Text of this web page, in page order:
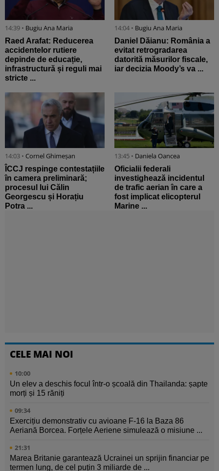
14:39 • Bugiu ⁠Ana Maria
Raed Arafat: Reducerea
accidentelor rutiere
depinde de educație,
infrastructură și reguli mai
stricte ...
14:04 • Bugiu ⁠Ana Maria
Daniel Dăianu: România a
evitat retrogradarea
datorită măsurilor fiscale,
iar decizia Moody’s va ...
14:03 • Cornel Ghimeșan
ÎCCJ respinge contestațiile
în camera preliminară;
procesul lui Călin
Georgescu și Horațiu
Potra ...
13:45 • Daniela Oancea
Oficialii federali
investighează incidentul
de trafic aerian în care a
fost implicat elicopterul
Marine ...
CELE MAI NOI
10:00
Un elev a deschis focul într-o școală din Thailanda: șapte
morți și 15 răniți
09:34
Exercițiu demonstrativ cu avioane F-16 la Baza 86
Aeriană Borcea. Forțele Aeriene simulează o misiune ...
21:31
Marea Britanie garantează Ucrainei un sprijin financiar pe
termen lung, de cel puțin 3 miliarde de ...